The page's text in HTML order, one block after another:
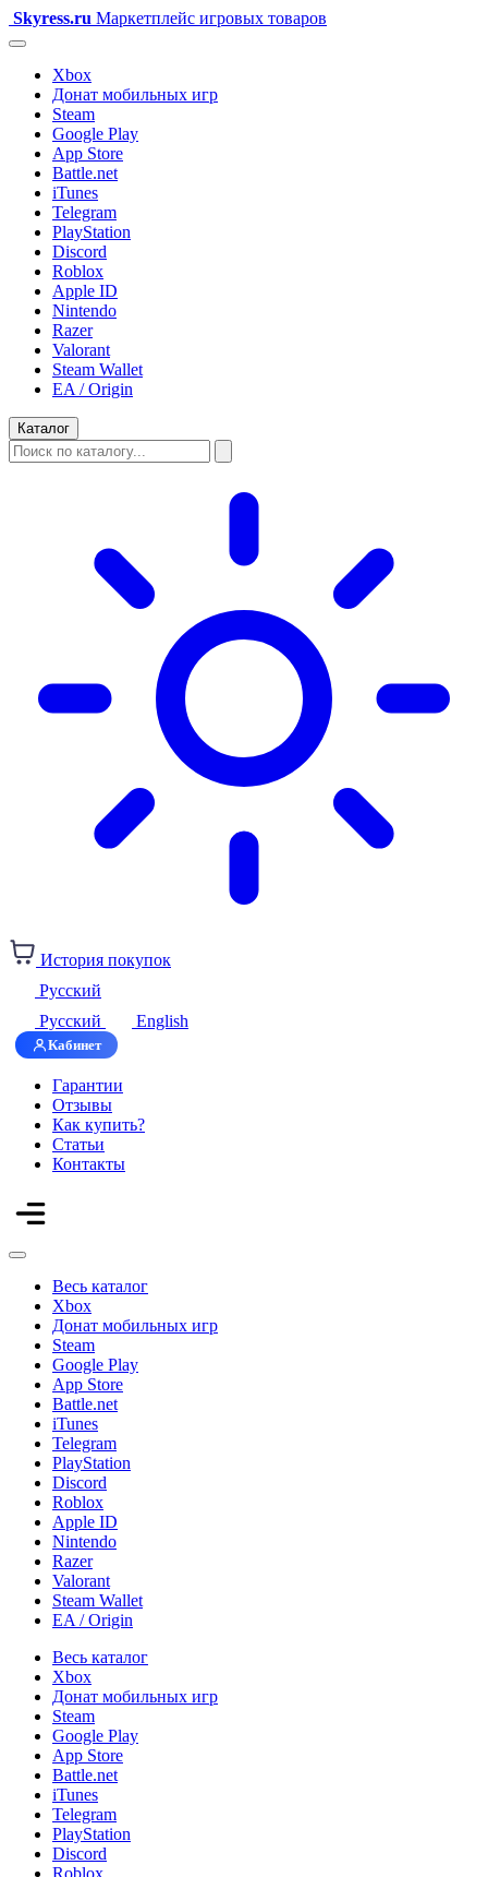
Skyress.ru Маркетплейс игровых товаров
Xbox
Донат мобильных игр
Steam
Google Play
App Store
Battle.net
iTunes
Telegram
PlayStation
Discord
Roblox
Apple ID
Nintendo
Razer
Valorant
Steam Wallet
EA / Origin
Каталог
История покупок
Русский
Русский
English
Кабинет
Гарантии
Отзывы
Как купить?
Статьи
Контакты
Весь каталог
Xbox
Донат мобильных игр
Steam
Google Play
App Store
Battle.net
iTunes
Telegram
PlayStation
Discord
Roblox
Apple ID
Nintendo
Razer
Valorant
Steam Wallet
EA / Origin
Весь каталог
Xbox
Донат мобильных игр
Steam
Google Play
App Store
Battle.net
iTunes
Telegram
PlayStation
Discord
Roblox